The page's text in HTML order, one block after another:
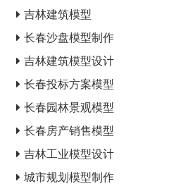
吉林建筑模型
长春沙盘模型制作
吉林建筑模型设计
长春投标方案模型
长春园林景观模型
长春房产销售模型
吉林工业模型设计
城市规划模型制作